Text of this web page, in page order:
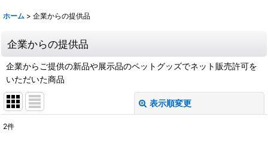
ホーム > 企業からの提供品
企業からの提供品
企業からご提供の新品や展示品のペットグッズでネット販売許可を
いただいた商品
表示順変更
2件